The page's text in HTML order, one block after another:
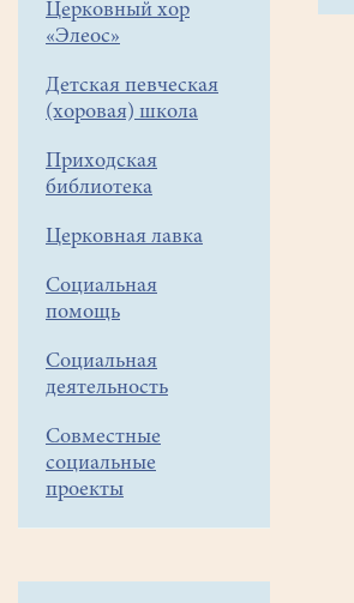
Церковный хор
«Элеос»
Детская певческая
(хоровая) школа
Приходская
библиотека
Церковная лавка
Социальная
помощь
Социальная
деятельность
Совместные
социальные
проекты